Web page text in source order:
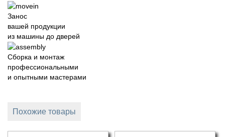
Занос
вашей продукции
из машины до дверей
Сборка и монтаж
профессиональными
и опытными мастерами
Похожие товары